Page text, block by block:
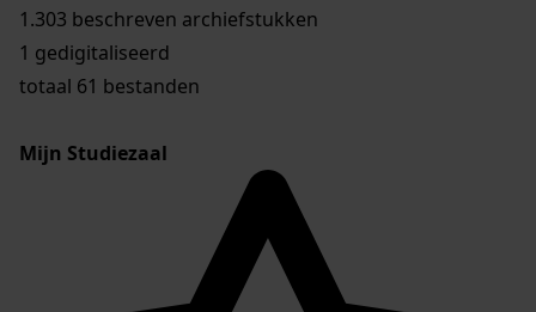
1.303 beschreven archiefstukken
1 gedigitaliseerd
totaal 61 bestanden
Mijn Studiezaal